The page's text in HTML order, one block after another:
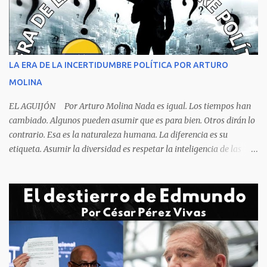
cogiendo todo lo que consigue a su lado. La foto habla por si
sola, la mesa ordenada, los platos terminados o tapados, todo en
orden y el campeón mundial sentado apacible y sin presentar su
rostro rasgos de asfixia mecánica, que se reflejan en un color
recuento de lo sucedido antes de este día fatídico. ...
LA ERA DE LA INCERTIDUMBRE POLÍTICA POR ARTURO
MOLINA
EL AGUIJÓN Por Arturo Molina Nada es igual. Los tiempos han
cambiado. Algunos pueden asumir que es para bien. Otros dirán lo
contrario. Esa es la naturaleza humana. La diferencia es su
etiqueta. Asumir la diversidad es respetar la inteligencia de las
obliga a los líderes, a crear de forma urgente, estrategias
responsables para restituir la confianza de los ciudadanos hacia
las instituciones. El desmoronamiento moral de la sociedad va a
repercutir en la de los gobernantes, a quienes los devorará la
soledad. Un soplo de aliento fresco es la solicitud en la calle. La
relación sólida entre gobernantes y gobernados se construye con